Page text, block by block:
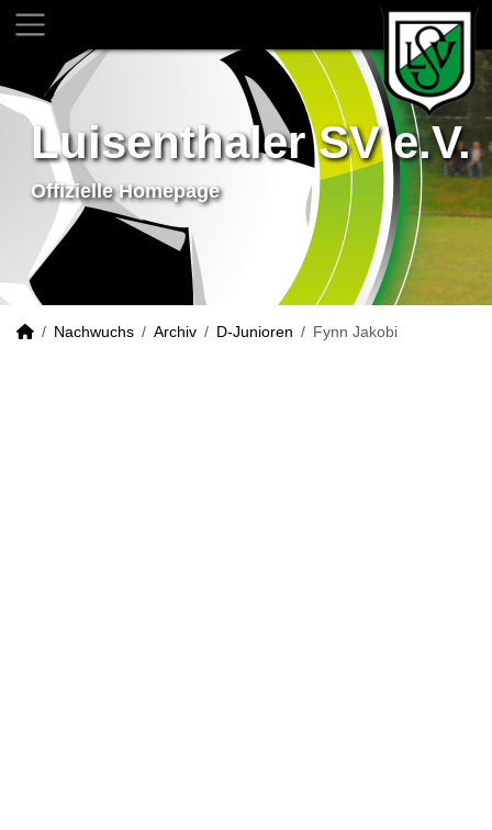
Luisenthaler SV e.V.
Offizielle Homepage
Nachwuchs Archiv D-Junioren Fynn Jakobi